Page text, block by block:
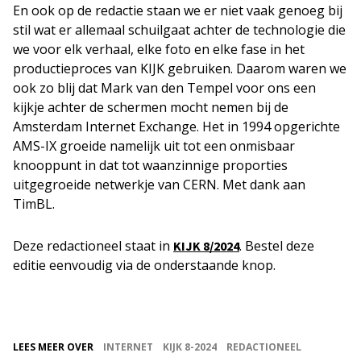
En ook op de redactie staan we er niet vaak genoeg bij
stil wat er allemaal schuilgaat achter de technologie die
we voor elk verhaal, elke foto en elke fase in het
productieproces van KIJK gebruiken. Daarom waren we
ook zo blij dat Mark van den Tempel voor ons een
kijkje achter de schermen mocht nemen bij de
Amsterdam Internet Exchange. Het in 1994 opgerichte
AMS-IX groeide namelijk uit tot een onmisbaar
knooppunt in dat tot waanzinnige proporties
uitgegroeide netwerkje van CERN. Met dank aan
TimBL.
Deze redactioneel staat in KIJK 8/2024. Bestel deze
editie eenvoudig via de onderstaande knop.
LEES MEER OVER INTERNET KIJK 8-2024 REDACTIONEEL